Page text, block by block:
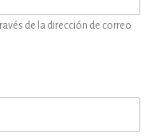
de la dirección de correo